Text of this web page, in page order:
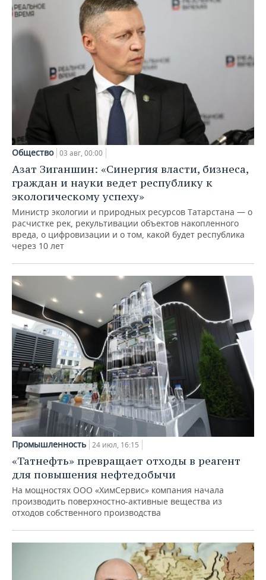
Общество 03 авг, 00:00
Азат Зиганшин: «Синергия власти, бизнеса,
граждан и науки ведет республику к
экологическому успеху»
Министр экологии и природных ресурсов Татарстана — о
расчистке рек, рекультивации объектов накопленного
вреда, о цифровизации и о том, какой будет республика
через 10 лет
Промышленность 24 июл, 16:15
«Татнефть» превращает отходы в реагент
для повышения нефтедобычи
На мощностях ООО «ХимСервис» компания начала
производить поверхностно-активные вещества из
отходов собственного производства